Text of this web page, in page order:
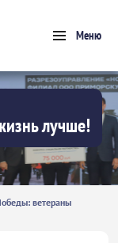
Меню
лучше!
ветераны